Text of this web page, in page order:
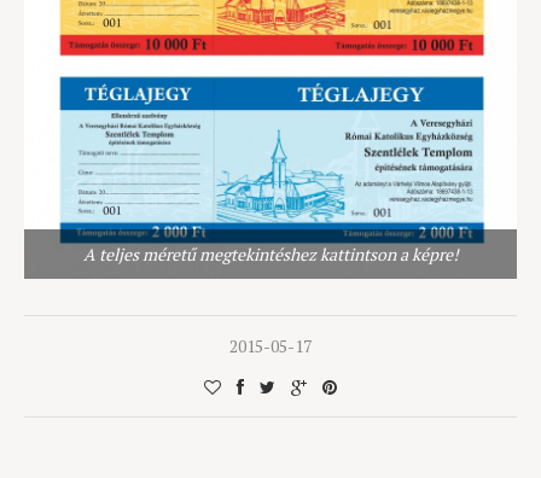
A teljes méretű megtekintéshez kattintson a képre!
2015-05-17